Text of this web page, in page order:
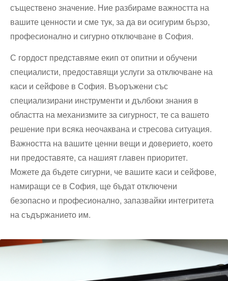
съществено значение. Ние разбираме важността на
вашите ценности и сме тук, за да ви осигурим бързо,
професионално и сигурно отключване в София.
С гордост представяме екип от опитни и обучени
специалисти, предоставящи услуги за отключване на
каси и сейфове в София. Въоръжени със
специализирани инструменти и дълбоки знания в
областта на механизмите за сигурност, те са вашето
решение при всяка неочаквана и стресова ситуация.
Важността на вашите ценни вещи и доверието, което
ни предоставяте, са нашият главен приоритет.
Можете да бъдете сигурни, че вашите каси и сейфове,
намиращи се в София, ще бъдат отключени
безопасно и професионално, запазвайки интегритета
на съдържанието им.